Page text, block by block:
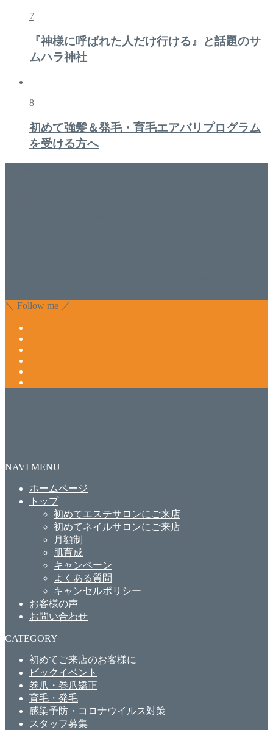
7
『神様に呼ばれた人だけ行ける』と話題のサ
ムハラ神社
8
初めて強髪＆発毛・育毛エアバリプログラム
を受ける方へ
＼ Follow me ／
NAVI MENU
ホームページ
トップ
初めてエステサロンにご来店
初めてネイルサロンにご来店
月額制
肌育成
キャンペーン
よくある質問
キャンセルポリシー
お客様の声
お問い合わせ
CATEGORY
初めてご来店のお客様に
ビックイベント
巻爪・巻爪矯正
育毛・発毛
感染予防・コロナウイルス対策
スタッフ募集